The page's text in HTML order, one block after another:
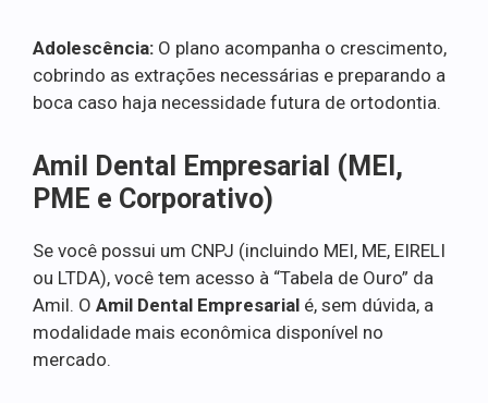
Adolescência: O plano acompanha o crescimento,
cobrindo as extrações necessárias e preparando a
boca caso haja necessidade futura de ortodontia.
Amil Dental Empresarial (MEI,
PME e Corporativo)
Se você possui um CNPJ (incluindo MEI, ME, EIRELI
ou LTDA), você tem acesso à “Tabela de Ouro” da
Amil. O Amil Dental Empresarial é, sem dúvida, a
modalidade mais econômica disponível no
mercado.